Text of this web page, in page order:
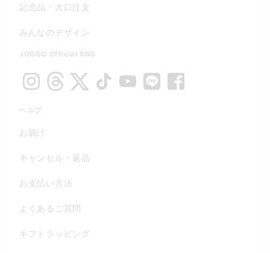
記念品・大口注文
みんなのデザイン
JOGGO Official SNS
ヘルプ
お届け
キャンセル・返品
お支払い方法
よくあるご質問
ギフトラッピング